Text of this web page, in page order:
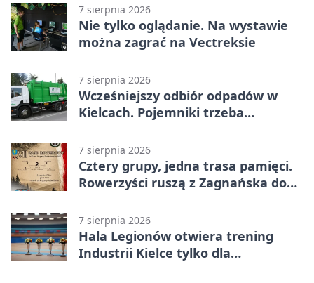
7 sierpnia 2026
Nie tylko oglądanie. Na wystawie
można zagrać na Vectreksie
7 sierpnia 2026
Wcześniejszy odbiór odpadów w
Kielcach. Pojemniki trzeba
7 sierpnia 2026
Cztery grupy, jedna trasa pamięci.
Rowerzyści ruszą z Zagnańska do
7 sierpnia 2026
Hala Legionów otwiera trening
Industrii Kielce tylko dla